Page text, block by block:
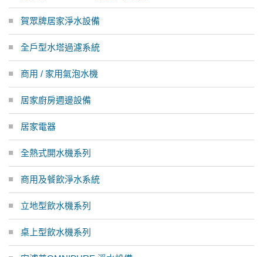
賀眾牌居家淨水設備
全戶型水塔過濾系統
商用 / 家用氣泡水機
居家廚房週邊設備
居家電器
全熱式開水機系列
商用及餐飲淨水系統
立地型飲水機系列
桌上型飲水機系列